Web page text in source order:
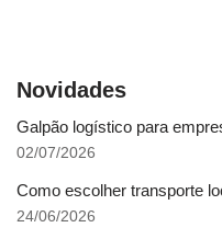
Novidades
Galpão logístico para
02/07/2026
Como escolher transporte
24/06/2026